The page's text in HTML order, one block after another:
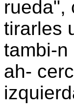
rueda",
tirarles
tambi-n
ah-